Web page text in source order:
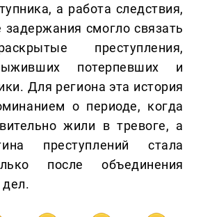
а работа следствия,
задержания смогло связать
преступления,
потерпевших и
Для региона эта история
о периоде, когда
жили в тревоге, а
преступлений стала
после объединения
дел.